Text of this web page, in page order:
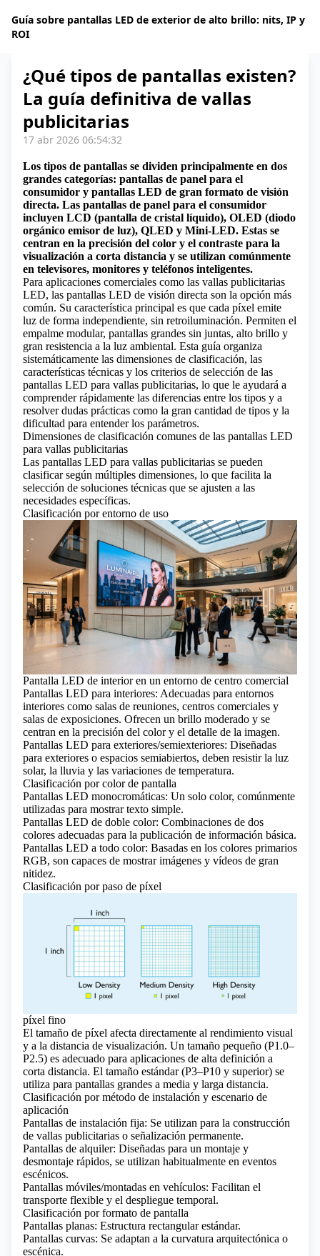
Guía sobre pantallas LED de exterior de alto brillo: nits, IP y
ROI
¿Qué tipos de pantallas existen?
La guía definitiva de vallas
publicitarias
17 abr 2026 06:54:32
Los tipos de pantallas se dividen principalmente en dos
grandes categorías: pantallas de panel para el
consumidor y pantallas LED de gran formato de visión
directa. Las pantallas de panel para el consumidor
incluyen LCD (pantalla de cristal líquido), OLED (diodo
orgánico emisor de luz), QLED y Mini-LED. Estas se
centran en la precisión del color y el contraste para la
visualización a corta distancia y se utilizan comúnmente
en televisores, monitores y teléfonos inteligentes.
Para aplicaciones comerciales como las vallas publicitarias
LED, las pantallas LED de visión directa son la opción más
común. Su característica principal es que cada píxel emite
luz de forma independiente, sin retroiluminación. Permiten el
empalme modular, pantallas grandes sin juntas, alto brillo y
gran resistencia a la luz ambiental. Esta guía organiza
sistemáticamente las dimensiones de clasificación, las
características técnicas y los criterios de selección de las
pantallas LED para vallas publicitarias, lo que le ayudará a
comprender rápidamente las diferencias entre los tipos y a
resolver dudas prácticas como la gran cantidad de tipos y la
dificultad para entender los parámetros.
Dimensiones de clasificación comunes de las pantallas LED
para vallas publicitarias
Las pantallas LED para vallas publicitarias se pueden
clasificar según múltiples dimensiones, lo que facilita la
selección de soluciones técnicas que se ajusten a las
necesidades específicas.
Clasificación por entorno de uso
Pantalla LED de interior en un entorno de centro comercial
Pantallas LED para interiores: Adecuadas para entornos
interiores como salas de reuniones, centros comerciales y
salas de exposiciones. Ofrecen un brillo moderado y se
centran en la precisión del color y el detalle de la imagen.
Pantallas LED para exteriores/semiexteriores: Diseñadas
para exteriores o espacios semiabiertos, deben resistir la luz
solar, la lluvia y las variaciones de temperatura.
Clasificación por color de pantalla
Pantallas LED monocromáticas: Un solo color, comúnmente
utilizadas para mostrar texto simple.
Pantallas LED de doble color: Combinaciones de dos
colores adecuadas para la publicación de información básica.
Pantallas LED a todo color: Basadas en los colores primarios
RGB, son capaces de mostrar imágenes y vídeos de gran
nitidez.
Clasificación por paso de píxel
píxel fino
El tamaño de píxel afecta directamente al rendimiento visual
y a la distancia de visualización. Un tamaño pequeño (P1.0–
P2.5) es adecuado para aplicaciones de alta definición a
corta distancia. El tamaño estándar (P3–P10 y superior) se
utiliza para pantallas grandes a media y larga distancia.
Clasificación por método de instalación y escenario de
aplicación
Pantallas de instalación fija: Se utilizan para la construcción
de vallas publicitarias o señalización permanente.
Pantallas de alquiler: Diseñadas para un montaje y
desmontaje rápidos, se utilizan habitualmente en eventos
escénicos.
Pantallas móviles/montadas en vehículos: Facilitan el
transporte flexible y el despliegue temporal.
Clasificación por formato de pantalla
Pantallas planas: Estructura rectangular estándar.
Pantallas curvas: Se adaptan a la curvatura arquitectónica o
escénica.